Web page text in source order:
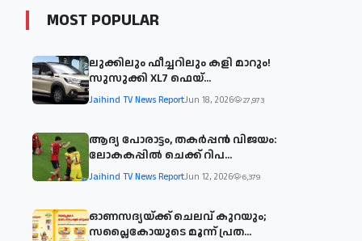
MOST POPULAR
ലുക്കിലും ഫീച്ചറിലും കളി മാറും!
സുസുക്കി XL7 ഫെയ്‌...
Jaihind TV News ReportJun 18, 2026 27,973
ആദ്യ പോരാട്ടം, തകർപ്പൻ വിജയം:
ലോകകപ്പിൽ ചെക്ക് റിപ...
Jaihind TV News ReportJun 12, 2026 6,379
ഓണസദ്യയ്ക്ക് ചെലവ് കുറയും;
സപ്ലൈകോയുടെ മൂന്ന് പ്രത...